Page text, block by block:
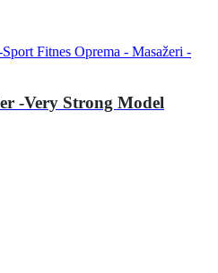
Fitnes Oprema - Masažeri -
-Very Strong Model